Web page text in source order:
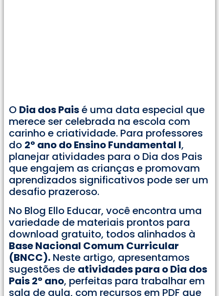
O Dia dos Paisé uma data especial que
merece ser celebrada na escola com
carinho e criatividade. Para professores
do 2° ano do Ensino Fundamental I,
planejar atividades para o Dia dos Pais
que engajem as crianças e promovam
aprendizados significativos pode ser um
desafio prazeroso.
No Blog Ello Educar, você encontra uma
variedade de materiais prontos para
download gratuito, todos alinhados à
Base Nacional Comum Curricular
(BNCC). Neste artigo, apresentamos
sugestões de atividades para o Dia dos
Pais 2° ano, perfeitas para trabalhar em
sala de aula, com recursos em PDF que